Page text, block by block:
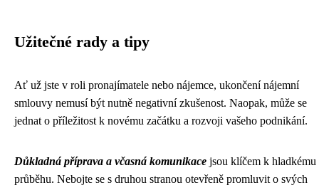
Užitečné rady a tipy
Ať už jste v roli pronajímatele nebo nájemce, ukončení nájemní
smlouvy nemusí být nutně negativní zkušenost. Naopak, může se
jednat o příležitost k novému začátku a rozvoji vašeho podnikání.
Důkladná příprava a včasná komunikace jsou klíčem k hladkému
průběhu. Nebojte se s druhou stranou otevřeně promluvit o svých